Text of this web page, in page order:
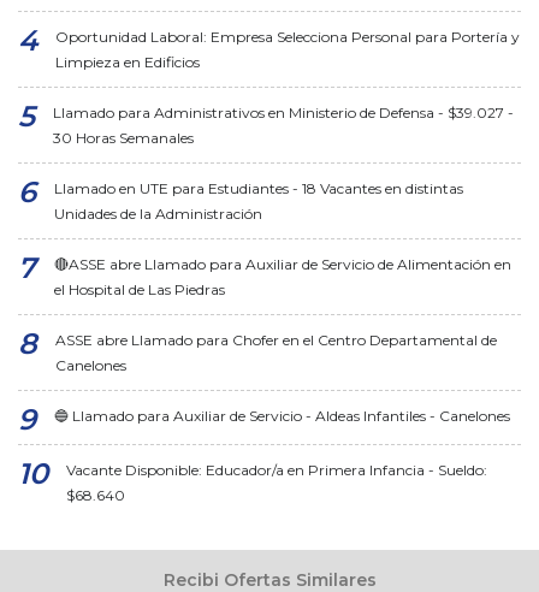
Oportunidad Laboral: Empresa Selecciona Personal para Portería y
Limpieza en Edificios
Llamado para Administrativos en Ministerio de Defensa - $39.027 -
30 Horas Semanales
Llamado en UTE para Estudiantes - 18 Vacantes en distintas
Unidades de la Administración
🔴ASSE abre Llamado para Auxiliar de Servicio de Alimentación en
el Hospital de Las Piedras
ASSE abre Llamado para Chofer en el Centro Departamental de
Canelones
🔵 Llamado para Auxiliar de Servicio - Aldeas Infantiles - Canelones
Vacante Disponible: Educador/a en Primera Infancia - Sueldo:
$68.640
Recibi Ofertas Similares